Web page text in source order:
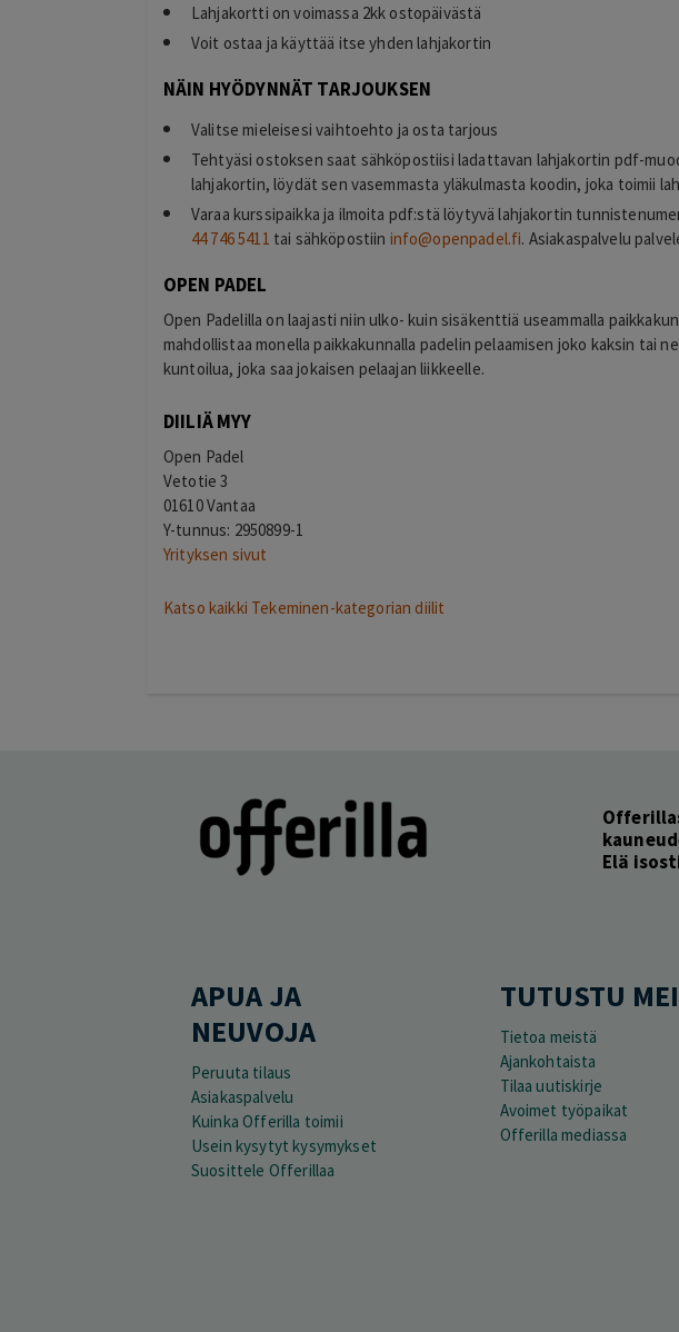
Lahjakortti on voimassa 2kk ostopäivästä
Voit ostaa ja käyttää itse yhden lahjakortin
NÄIN HYÖDYNNÄT TARJOUKSEN
Valitse mieleisesi vaihtoehto ja osta tarjous
Tehtyäsi ostoksen saat sähköpostiisi ladattavan lahjakortin pdf-
lahjakortin, löydät sen vasemmasta yläkulmasta koodin, joka toimii
Varaa kurssipaikka ja ilmoita pdf:stä löytyvä lahjakortin
44 746 5411 tai sähköpostiin info@openpadel.fi. Asiakaspalvelu
OPEN PADEL
Open Padelilla on laajasti niin ulko- kuin sisäkenttiä useammalla
mahdollistaa monella paikkakunnalla padelin pelaamisen joko kaksin tai
kuntoilua, joka saa jokaisen pelaajan liikkeelle.
DIILIÄ MYY
Open Padel
Vetotie 3
01610 Vantaa
Y-tunnus: 2950899-1
Yrityksen sivut
Katso kaikki Tekeminen-kategorian diilit
Kim osaa hyvin ! Olen tyytyväinen
Lisätty
Palvelun
oli
Elä
APUA JA
NEUVOJA
Peruuta tilaus
Asiakaspalvelu
Kuinka Offerilla toimii
Usein kysytyt kysymykset
Suosittele Offerillaa
TUTUSTU
Tietoa meistä
Ajankohtaista
Tilaa uutiskirje
Avoimet työpaikat
Offerilla mediassa